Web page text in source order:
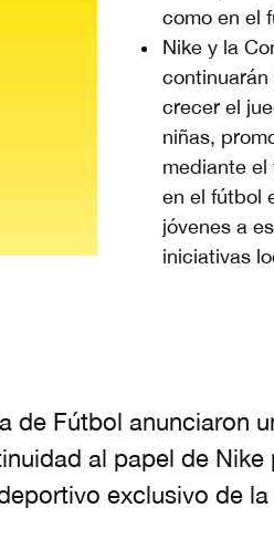
como en el
Nike y la
crecer el
niñas,
mediante el
en el fútbol
jóvenes a
iniciativas
de Fútbol anunciaron
al papel de
exclusivo de